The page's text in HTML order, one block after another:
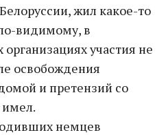
жил какое-то
видимому, в
участия не
освобождения
и претензий со
немцев